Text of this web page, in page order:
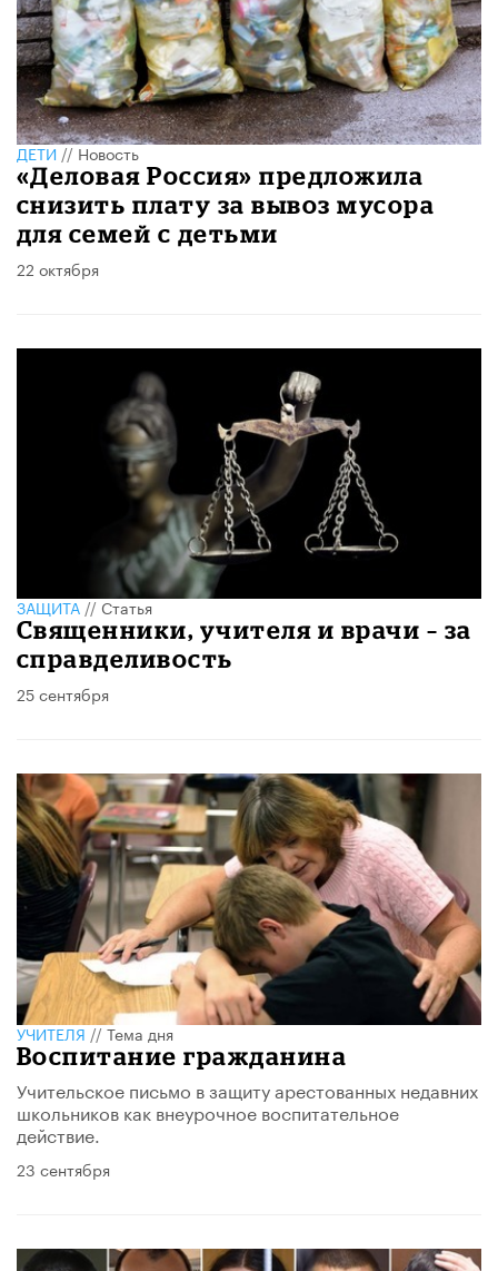
ДЕТИ//Новость
«Деловая Россия» предложила
снизить плату за вывоз мусора
для семей с детьми
22 октября
ЗАЩИТА//Статья
Священники, учителя и врачи – за
справделивость
25 сентября
УЧИТЕЛЯ//Тема дня
Воспитание гражданина
Учительское письмо в защиту арестованных недавних
школьников как внеурочное воспитательное
действие.
23 сентября